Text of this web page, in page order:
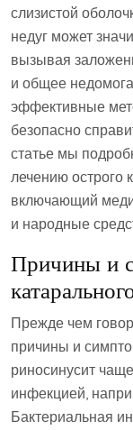
слизистой
недуг может
вызывая
и общее
эффективные
безопасно
статье мы
лечению острого
включающий
и народные
Причины и
Прежде чем
причины и
риносинусит
инфекцией‚
Бактериальная